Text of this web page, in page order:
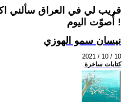
قريب لي في العراق سألني
أُصوّت اليوم !
نيسان سمو الهوزي
2021 / 10 / 10
كتابات ساخرة